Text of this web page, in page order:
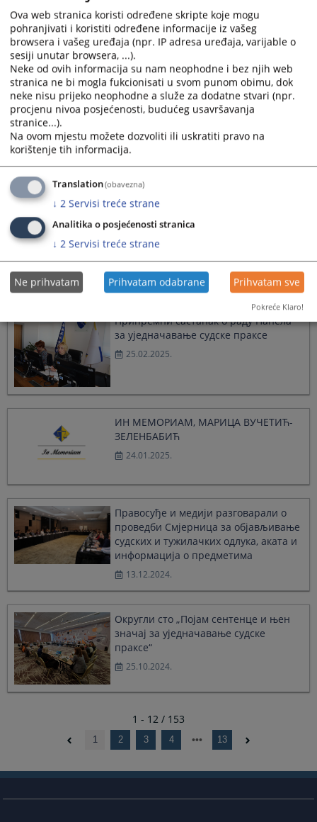
у хармонизацији судске праксе
02.09.2025.
Нова Правила о раду Панела за
уједначавање судске праксе у БиХ
Партнерска сарадња ВСТВ-а БиХ и
28.04.2025.
Припремни састанак о раду Панела
за уједначавање судске праксе
25.02.2025.
ИН МЕМОРИАМ, МАРИЦА ВУЧЕТИЋ-
ЗЕЛЕНБАБИЋ
24.01.2025.
Правосуђе и медији разговарали о
проведби Смјерница за објављивање
судских и тужилачких одлука, аката и
информација о предметима
13.12.2024.
Округли сто „Појам сентенце и њен
значај за уједначавање судске
праксе“
25.10.2024.
1 - 12 / 153
1 2 3 4 13
Ova web stranica koristi određene skripte koje mogu
pohranjivati i koristiti određene informacije iz vašeg
browsera i vašeg uređaja (npr. IP adresa uređaja, varijable o
sesiji unutar browsera, ...).
Neke od ovih informacija su nam neophodne i bez njih web
stranica ne bi mogla fukcionisati u svom punom obimu, dok
neke nisu prijeko neophodne a služe za dodatne stvari (npr.
procjenu nivoa posjećenosti, budućeg usavršavanja
stranice...).
Na ovom mjestu možete dozvoliti ili uskratiti pravo na
korištenje tih informacija.
Translation(obavezna)
↓ 2 Servisi treće strane
Analitika o posjećenosti stranica
↓ 2 Servisi treće strane
Ne prihvatam Prihvatam odabrane Prihvatam sve
Pokreće Klaro!